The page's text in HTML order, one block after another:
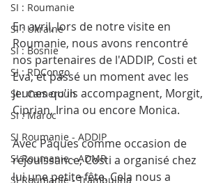
SI : Roumanie
SI : Ukraine
SI : Bosnie
SI : RDCongo
SI : Cameroun
SI : Maroc
SI Roumanie - ADDIP
SI Roumanie - ADMR
SI Roumanie - Trambulina
En avril, lors de notre visite en
Roumanie, nous avons rencontré
nos partenaires de l'ADDIP, Costi et
Eva, et passé un moment avec les
jeunes qu'ils accompagnent, Morgit,
Ciprian, Irina ou encore Monica.
Avec Pâques comme occasion de
réjouissance, Costi a organisé chez
lui une petite fête. Cela nous a